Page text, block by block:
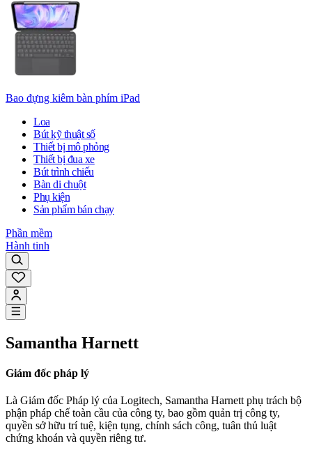
Bao đựng kiêm bàn phím iPad
Loa
Bút kỹ thuật số
Thiết bị mô phỏng
Thiết bị đua xe
Bút trình chiếu
Bàn di chuột
Phụ kiện
Sản phẩm bán chạy
Phần mềm
Hành tinh
Samantha Harnett
Giám đốc pháp lý
Là Giám đốc Pháp lý của Logitech, Samantha Harnett phụ trách bộ
phận pháp chế toàn cầu của công ty, bao gồm quản trị công ty,
quyền sở hữu trí tuệ, kiện tụng, chính sách công, tuân thủ luật
chứng khoán và quyền riêng tư.